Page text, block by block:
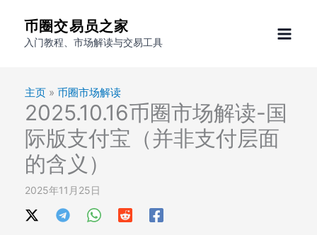
币圈交易员之家
入门教程、市场解读与交易工具
主页 » 币圈市场解读
2025.10.16币圈市场解读-国
际版支付宝（并非支付层面
的含义）
2025年11月25日